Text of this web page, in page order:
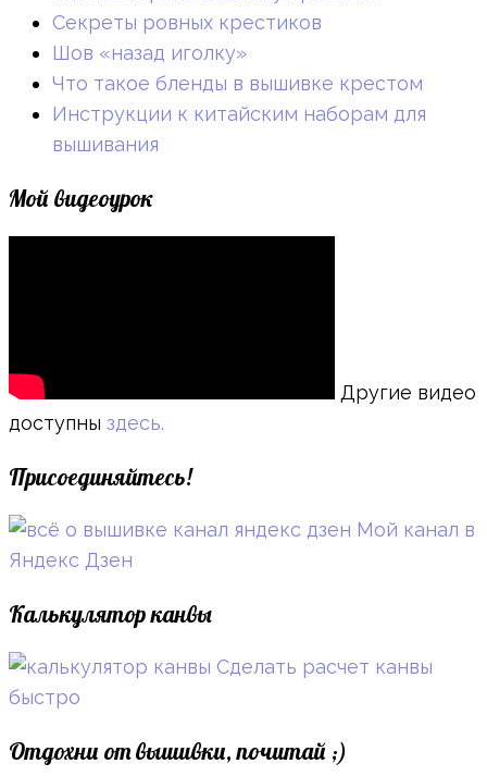
Секреты ровных крестиков
Шов «назад иголку»
Что такое бленды в вышивке крестом
Инструкции к китайским наборам для
вышивания
Мой видеоурок
Другие видео
доступны здесь.
Присоединяйтесь!
Мой канал в
Яндекс Дзен
Калькулятор канвы
Сделать расчет канвы
быстро
Отдохни от вышивки, почитай ;)